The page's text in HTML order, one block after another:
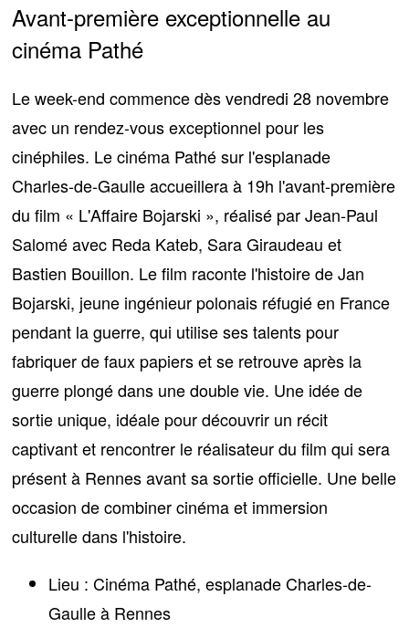
Avant-première exceptionnelle au
cinéma Pathé
Le week-end commence dès vendredi 28 novembre
avec un rendez-vous exceptionnel pour les
cinéphiles. Le cinéma Pathé sur l'esplanade
Charles-de-Gaulle accueillera à 19h l'avant-première
du film « L'Affaire Bojarski », réalisé par Jean-Paul
Salomé avec Reda Kateb, Sara Giraudeau et
Bastien Bouillon. Le film raconte l'histoire de Jan
Bojarski, jeune ingénieur polonais réfugié en France
pendant la guerre, qui utilise ses talents pour
fabriquer de faux papiers et se retrouve après la
guerre plongé dans une double vie. Une idée de
sortie unique, idéale pour découvrir un récit
captivant et rencontrer le réalisateur du film qui sera
présent à Rennes avant sa sortie officielle. Une belle
occasion de combiner cinéma et immersion
culturelle dans l'histoire.
Lieu :Cinéma Pathé, esplanade Charles-de-
Gaulle à Rennes